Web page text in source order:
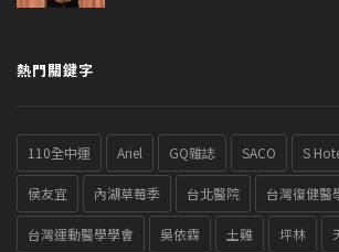
熱門關鍵字
110全中運 Ariel GQ雜誌 SACO S
侯友宜 內湖草莓季 台北醫院 台灣復健醫
台灣運動醫學學會 吳依霖 土雞 坪林